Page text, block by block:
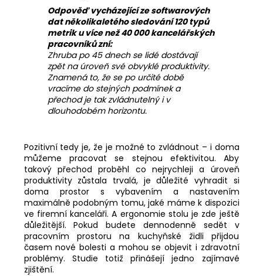
Odpověď vycházející ze softwarových
dat několikaletého sledování 120 typů
metrik u více než 40 000 kancelářských
pracovníků zní:
Zhruba po 45 dnech se lidé dostávají
zpět na úroveň své obvyklé produktivity.
Znamená to, že se po určité době
vracíme do stejných podmínek a
přechod je tak zvládnutelný i v
dlouhodobém horizontu.
Pozitivní tedy je, že je možné to zvládnout – i doma
můžeme pracovat se stejnou efektivitou. Aby
takový přechod proběhl co nejrychleji a úroveň
produktivity zůstala trvalá, je důležité vyhradit si
doma prostor s vybavením a nastavením
maximálně podobným tomu, jaké máme k dispozici
ve firemní kanceláři. A ergonomie stolu je zde ještě
důležitější. Pokud budete dennodenně sedět v
pracovním prostoru na kuchyňské židli přijdou
časem nové bolesti a mohou se objevit i zdravotní
problémy. Studie totiž přinášejí jedno zajímavé
zjištění.